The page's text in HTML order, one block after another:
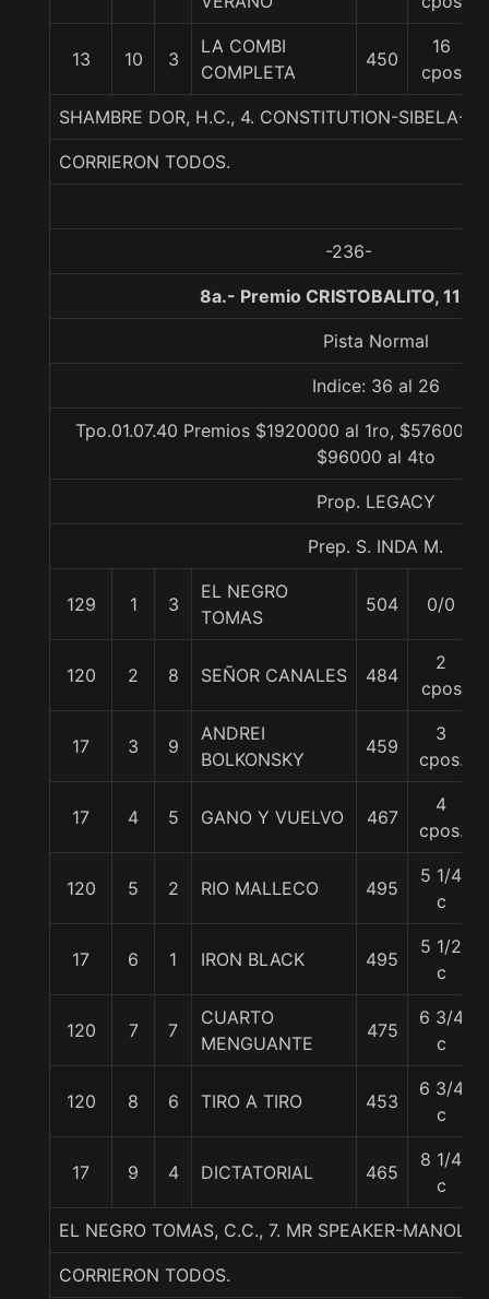
13 10 3
LA COMBI
COMPLETA
450
16
cpos
SHAMBRE DOR, H.C., 4. CONSTITUTION-SIBELA-
CORRIERON TODOS.
-236-
8a.- Premio CRISTOBALITO,
Pista Normal
Indice: 36 al 26
Tpo.01.07.40 Premios $1920000 al 1ro, $576000
$96000 al 4to
Prop. LEGACY
Prep. S. INDA M.
129 1 3
EL NEGRO
TOMAS
504 0/0
120 2 8 SEÑOR CANALES 484
2
cpos
17 3 9
ANDREI
BOLKONSKY
459
3
cpos.
17 4 5 GANO Y VUELVO 467
4
cpos.
120 5 2 RIO MALLECO 495
5 1/4
c
17 6 1 IRON BLACK 495
5 1/2
c
120 7 7
CUARTO
MENGUANTE
475
6 3/4
c
120 8 6 TIRO A TIRO 453
6 3/4
c
17 9 4 DICTATORIAL 465
8 1/4
c
EL NEGRO TOMAS, C.C., 7. MR SPEAKER-
CORRIERON TODOS.